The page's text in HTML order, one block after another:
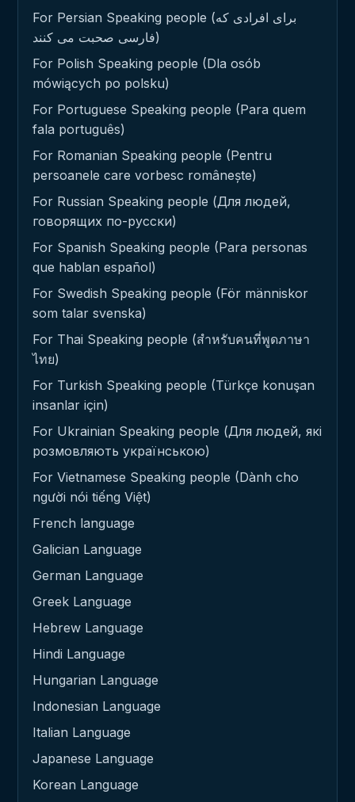
For Persian Speaking people (برای افرادی که
فارسی صحبت می کنند)
For Polish Speaking people (Dla osób
mówiących po polsku)
For Portuguese Speaking people (Para quem
fala português)
For Romanian Speaking people (Pentru
persoanele care vorbesc românește)
For Russian Speaking people (Для людей,
говорящих по-русски)
For Spanish Speaking people (Para personas
que hablan español)
For Swedish Speaking people (För människor
som talar svenska)
For Thai Speaking people (สำหรับคนที่พูดภาษา
ไทย)
For Turkish Speaking people (Türkçe konuşan
insanlar için)
For Ukrainian Speaking people (Для людей, які
розмовляють українською)
For Vietnamese Speaking people (Dành cho
người nói tiếng Việt)
French language
Galician Language
German Language
Greek Language
Hebrew Language
Hindi Language
Hungarian Language
Indonesian Language
Italian Language
Japanese Language
Korean Language